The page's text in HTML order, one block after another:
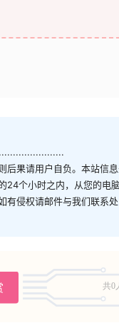
后果请用户自负。本站信
24个小时之内，从您的电
有侵权请邮件与我们联系处
共0